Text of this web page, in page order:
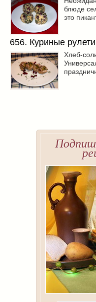
блюде
это
656. Куриные
Хлеб-